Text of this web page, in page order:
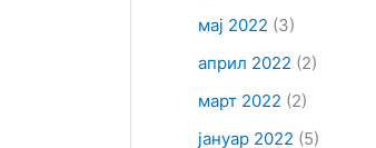
мај 2022 (3)
април 2022 (2)
март 2022 (2)
јануар 2022 (5)